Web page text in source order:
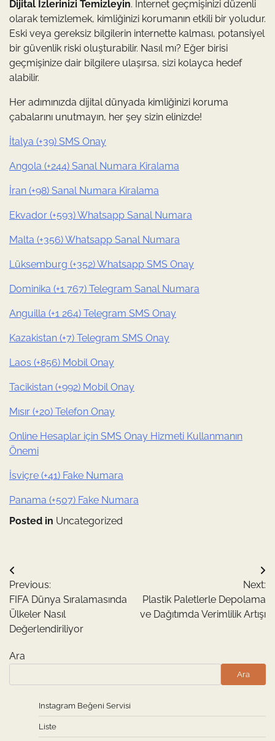
Dijital İzlerinizi Temizleyin. İnternet geçmişinizi düzenli
olarak temizlemek, kimliğinizi korumanın etkili bir yoludur.
Eski veya gereksiz bilgilerin internette kalması, potansiyel
bir güvenlik riski oluşturabilir. Nasıl mı? Eğer birisi
geçmişinize dair bilgilere ulaşırsa, sizi kolayca hedef
alabilir.
Her adımınızda dijital dünyada kimliğinizi koruma
çabalarını unutmayın, her şey sizin elinizde!
İtalya (+39) SMS Onay
Angola (+244) Sanal Numara Kiralama
İran (+98) Sanal Numara Kiralama
Ekvador (+593) Whatsapp Sanal Numara
Malta (+356) Whatsapp Sanal Numara
Lüksemburg (+352) Whatsapp SMS Onay
Dominika (+1 767) Telegram Sanal Numara
Anguilla (+1 264) Telegram SMS Onay
Kazakistan (+7) Telegram SMS Onay
Laos (+856) Mobil Onay
Tacikistan (+992) Mobil Onay
Mısır (+20) Telefon Onay
Online Hesaplar için SMS Onay Hizmeti Kullanmanın
Önemi
İsviçre (+41) Fake Numara
Panama (+507) Fake Numara
Posted in Uncategorized
Yazı
gezinmesi
Previous:
FIFA Dünya Sıralamasında
Ülkeler Nasıl
Değerlendiriliyor
Next:
Plastik Paletlerle Depolama
ve Dağıtımda Verimlilik Artışı
Ara
Ara
Instagram Beğeni Servisi
Liste